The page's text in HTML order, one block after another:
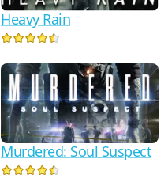
Heavy Rain
Murdered: Soul Suspect